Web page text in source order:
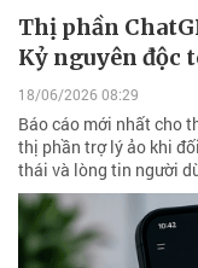
Thị phần
Kỷ nguyên độc
18/06/2026 08:29
Báo cáo mới nhất cho
thị phần trợ lý ảo khi
thái và lòng tin người